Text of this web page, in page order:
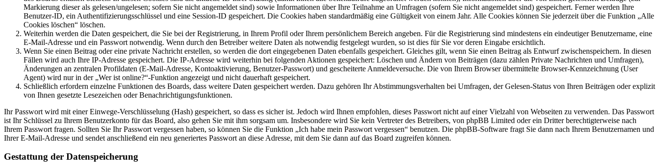
Markierung dieser als gelesen/ungelesen; sofern Sie nicht angemeldet sind) sowie Informationen über Ihre Teilnahme an Umfragen (sofern Sie nicht angemeldet sind) gespeichert. Ferner werden Ihre
Benutzer-ID, ein Authentifizierungsschlüssel und eine Session-ID gespeichert. Die Cookies haben standardmäßig eine Gültigkeit von einem Jahr. Alle Cookies können Sie jederzeit über die Funktion „Alle
Cookies löschen“ löschen.
Weiterhin werden die Daten gespeichert, die Sie bei der Registrierung, in Ihrem Profil oder Ihrem persönlichem Bereich angeben. Für die Registrierung sind mindestens ein eindeutiger Benutzername, eine
E-Mail-Adresse und ein Passwort notwendig. Wenn durch den Betreiber weitere Daten als notwendig festgelegt wurden, so ist dies für Sie vor deren Eingabe ersichtlich.
Wenn Sie einen Beitrag oder eine private Nachricht erstellen, so werden die dort eingegebenen Daten ebenfalls gespeichert. Gleiches gilt, wenn Sie einen Beitrag als Entwurf zwischenspeichern. In diesen
Fällen wird auch Ihre IP-Adresse gespeichert. Die IP-Adresse wird weiterhin bei folgenden Aktionen gespeichert: Löschen und Ändern von Beiträgen (dazu zählen Private Nachrichten und Umfragen),
Änderungen an zentralen Profildaten (E-Mail-Adresse, Kontoaktivierung, Benutzer-Passwort) und gescheiterte Anmeldeversuche. Die von Ihrem Browser übermittelte Browser-Kennzeichnung (User
Agent) wird nur in der „Wer ist online?“-Funktion angezeigt und nicht dauerhaft gespeichert.
Schließlich erfordern einzelne Funktionen des Boards, dass weitere Daten gespeichert werden. Dazu gehören Ihr Abstimmungsverhalten bei Umfragen, der Gelesen-Status von Ihren Beiträgen oder explizit
von Ihnen gesetzte Lesezeichen oder Benachrichtigungsfunktionen.
Ihr Passwort wird mit einer Einwege-Verschlüsselung (Hash) gespeichert, so dass es sicher ist. Jedoch wird Ihnen empfohlen, dieses Passwort nicht auf einer Vielzahl von Webseiten zu verwenden. Das Passwort
ist Ihr Schlüssel zu Ihrem Benutzerkonto für das Board, also gehen Sie mit ihm sorgsam um. Insbesondere wird Sie kein Vertreter des Betreibers, von phpBB Limited oder ein Dritter berechtigterweise nach
Ihrem Passwort fragen. Sollten Sie Ihr Passwort vergessen haben, so können Sie die Funktion „Ich habe mein Passwort vergessen“ benutzen. Die phpBB-Software fragt Sie dann nach Ihrem Benutzernamen und
Ihrer E-Mail-Adresse und sendet anschließend ein neu generiertes Passwort an diese Adresse, mit dem Sie dann auf das Board zugreifen können.
Gestattung der Datenspeicherung